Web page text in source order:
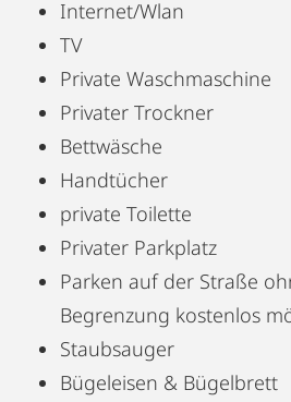
Internet/Wlan
TV
Private Waschmaschine
Privater Trockner
Bettwäsche
Handtücher
private Toilette
Privater Parkplatz
Parken auf der Straße
Begrenzung kostenlos
Staubsauger
Bügeleisen & Bügelbrett